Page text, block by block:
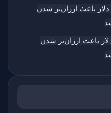
دلار باعث ارزان‌تر شدن
باعث ارزان‌تر شدن